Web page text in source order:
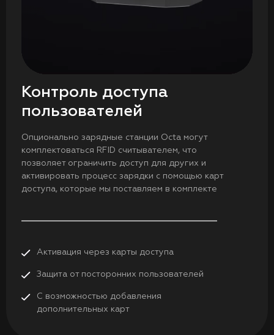
Контроль доступа
пользователей
Опционально зарядные станции Octa могут
комплектоваться RFID считывателем, что
позволяет ограничить доступ для других и
активировать процесс зарядки с помощью карт
доступа, которые мы поставляем в комплекте
Активация через карты доступа
Защита от посторонних пользователей
С возможностью добавления
дополнительных карт